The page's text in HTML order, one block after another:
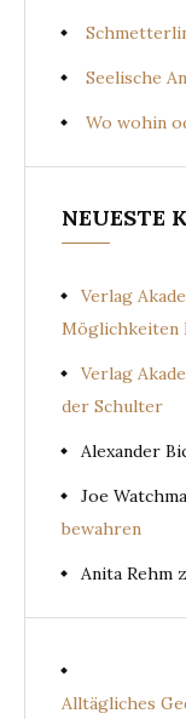
Seelische
Wo wohin
NEUESTE
Verlag
Möglichkeiten
Verlag
der Schulter
Alexander
Joe
bewahren
Anita Rehm
Alltägliches